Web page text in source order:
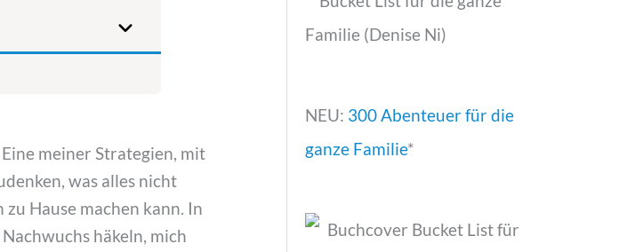
meiner Strategien, mit
was alles nicht
Hause machen kann. In
häkeln, mich
NEU: 300 Abenteuer für die
ganze Familie*